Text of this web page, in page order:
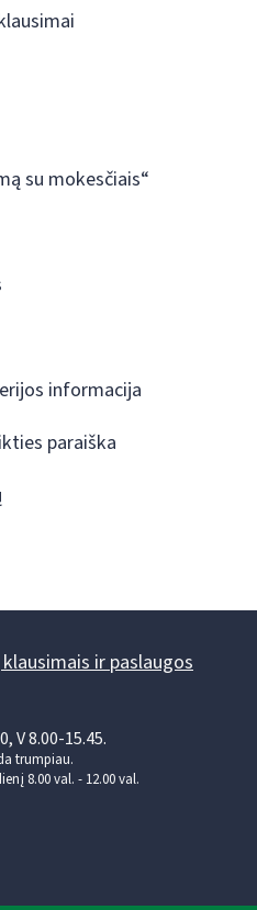
su mokesčiais“
informacija
paraiška
ir paslaugos
V 8.00-15.45.
trumpiau.
8.00 val. - 12.00 val.